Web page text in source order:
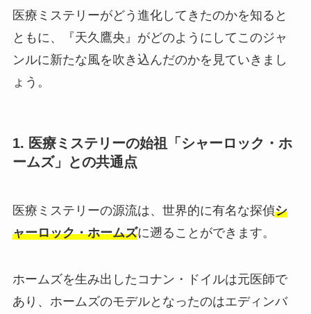
医療ミステリーがどう進化してきたのかを知ると
ともに、『天久鷹央』がどのようにしてこのジャ
ンルに新たな風を吹き込んだのかを見ていきまし
ょう。
1. 医療ミステリーの始祖「シャーロック・ホ
ームズ」との共通点
医療ミステリーの源流は、世界的に有名な探偵シ
ャーロック・ホームズに遡ることができます。
ホームズを生み出したコナン・ドイルは元医師で
あり、ホームズのモデルとなったのはエディンバ